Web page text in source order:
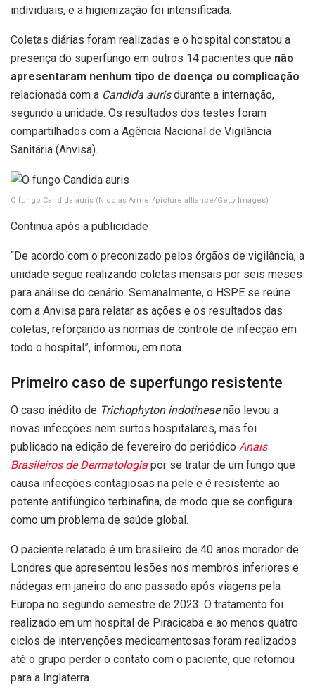
individuais, e a higienização foi intensificada.
Coletas diárias foram realizadas e o hospital constatou a
presença do superfungo em outros 14 pacientes que não
apresentaram nenhum tipo de doença ou complicação
relacionada com a Candida aurisdurante a internação,
segundo a unidade. Os resultados dos testes foram
compartilhados com a Agência Nacional de Vigilância
Sanitária (Anvisa).
O fungo Candida auris (Nicolas Armer/picture alliance/Getty Images)
Continua após a publicidade
“De acordo com o preconizado pelos órgãos de vigilância, a
unidade segue realizando coletas mensais por seis meses
para análise do cenário. Semanalmente, o HSPE se reúne
com a Anvisa para relatar as ações e os resultados das
coletas, reforçando as normas de controle de infecção em
todo o hospital”, informou, em nota.
Primeiro caso de superfungo resistente
O caso inédito de Trichophyton indotineaenão levou a
novas infecções nem surtos hospitalares, mas foi
publicado na edição de fevereiro do periódico Anais
Brasileiros de Dermatologia por se tratar de um fungo que
causa infecções contagiosas na pele e é resistente ao
potente antifúngico terbinafina, de modo que se configura
como um problema de saúde global.
O paciente relatado é um brasileiro de 40 anos morador de
Londres que apresentou lesões nos membros inferiores e
nádegas em janeiro do ano passado após viagens pela
Europa no segundo semestre de 2023. O tratamento foi
realizado em um hospital de Piracicaba e ao menos quatro
ciclos de intervenções medicamentosas foram realizados
até o grupo perder o contato com o paciente, que retornou
para a Inglaterra.